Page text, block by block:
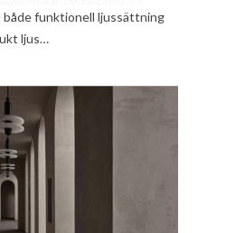
funktionell ljussättning
ljus…